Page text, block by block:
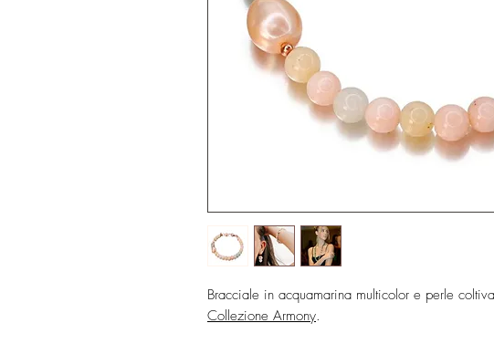
Bracciale in acquamarina multicolor e perle
Collezione Armony.